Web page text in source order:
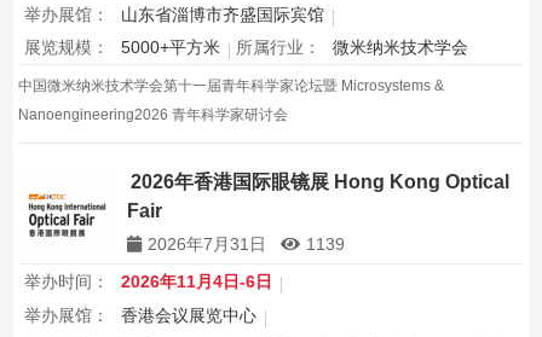
举办展馆：
山东省淄博市齐盛国际宾馆
展览规模：
5000+平方米 所属行业： 微米纳米技术学会
中国微米纳米技术学会第十一届青年科学家论坛暨 Microsystems &
Nanoengineering2026 青年科学家研讨会
2026年香港国际眼镜展 Hong Kong Optical
Fair
2026年7月31日
1139
举办时间：
2026年11月4日-6日
举办展馆：
香港会议展览中心